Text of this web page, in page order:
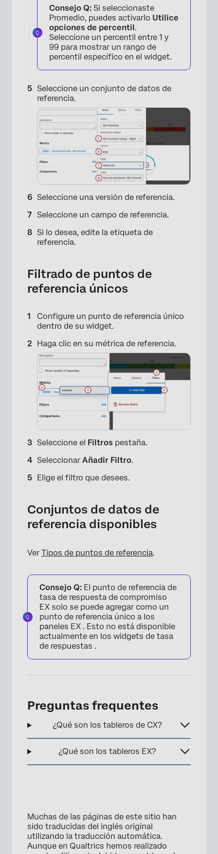
Consejo Q: Si seleccionaste
Promedio, puedes activarlo Utilice
opciones de percentil .
Seleccione un percentil entre 1 y
99 para mostrar un rango de
percentil específico en el widget.
Seleccione un conjunto de datos de
referencia.
Seleccione una versión de referencia.
Seleccione un campo de referencia.
Si lo desea, edite la etiqueta de
referencia.
Filtrado de puntos de
referencia únicos
Configure un punto de referencia único
dentro de su widget.
Haga clic en su métrica de referencia.
Seleccione el Filtros pestaña.
Seleccionar Añadir Filtro.
Elige el filtro que desees.
Conjuntos de datos de
referencia disponibles
Ver Tipos de puntos de referencia.
Consejo Q: El punto de referencia de
tasa de respuesta de compromiso
EX solo se puede agregar como un
punto de referencia único a los
paneles EX . Esto no está disponible
actualmente en los widgets de tasa
de respuestas .
Preguntas frequentes
¿Qué son los tableros de CX?
¿Qué son los tableros EX?
Muchas de las páginas de este sitio han
sido traducidas del inglés original
utilizando la traducción automática.
Aunque en Qualtrics hemos realizado